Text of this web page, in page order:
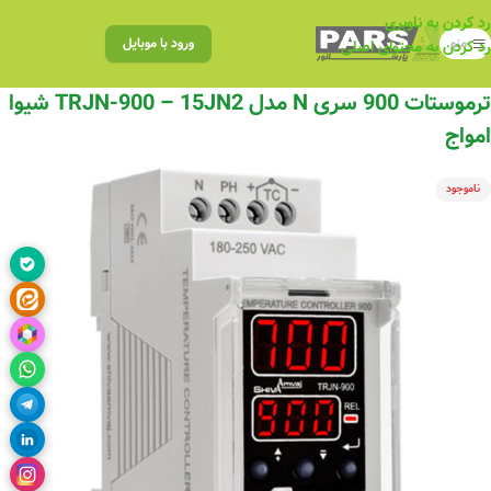
رد کردن به ناوبری
رد کردن به محتوای اصلی
منو ورود با موبایل
ترموستات 900 سری N مدل TRJN-900 – 15JN2 شیوا
امواج
ناموجود